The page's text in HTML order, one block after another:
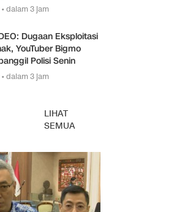
•dalam 3 jam
Dugaan Eksploitasi
YouTuber Bigmo
Polisi Senin
•dalam 3 jam
LIHAT
SEMUA